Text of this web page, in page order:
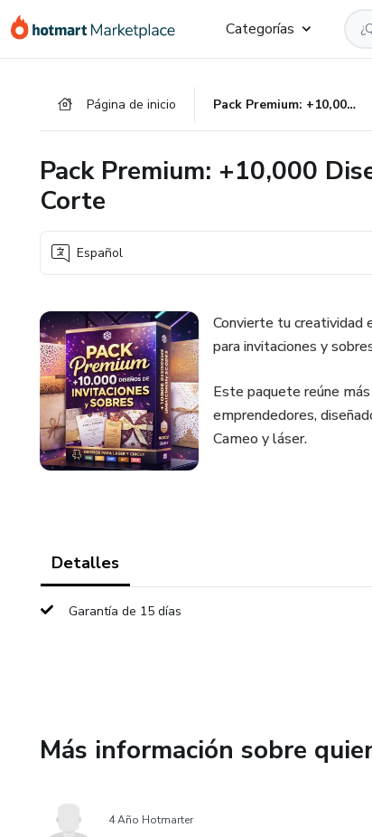
Categorías
Página de inicio Pack Premium: +10,000 Diseños de Invitaciones y Sobres de Corte
Pack Premium: +10,000
Corte
Español
Convierte tu creatividad
para invitaciones y
Este paquete reúne
emprendedores,
Cameo y láser.
Detalles
Garantía de 15 días
Más información sobre
4 Año Hotmarter